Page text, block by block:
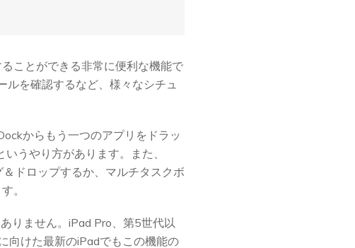
ことができる非常に便利な機能で
ルを確認するなど、様々なシチュ
からもう一つのアプリをドラッ
うやり方があります。また、
ドロップするか、マルチタスクボ
。
りません。iPad Pro、第5世代以
向けた最新のiPadでもこの機能の